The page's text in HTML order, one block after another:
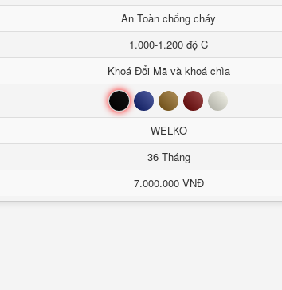
An Toàn chống cháy
1.000-1.200 độ C
Khoá Đổi Mã và khoá chìa
Đen Xanh Nâu Đỏ Trắng
WELKO
36 Tháng
7.000.000 VNĐ